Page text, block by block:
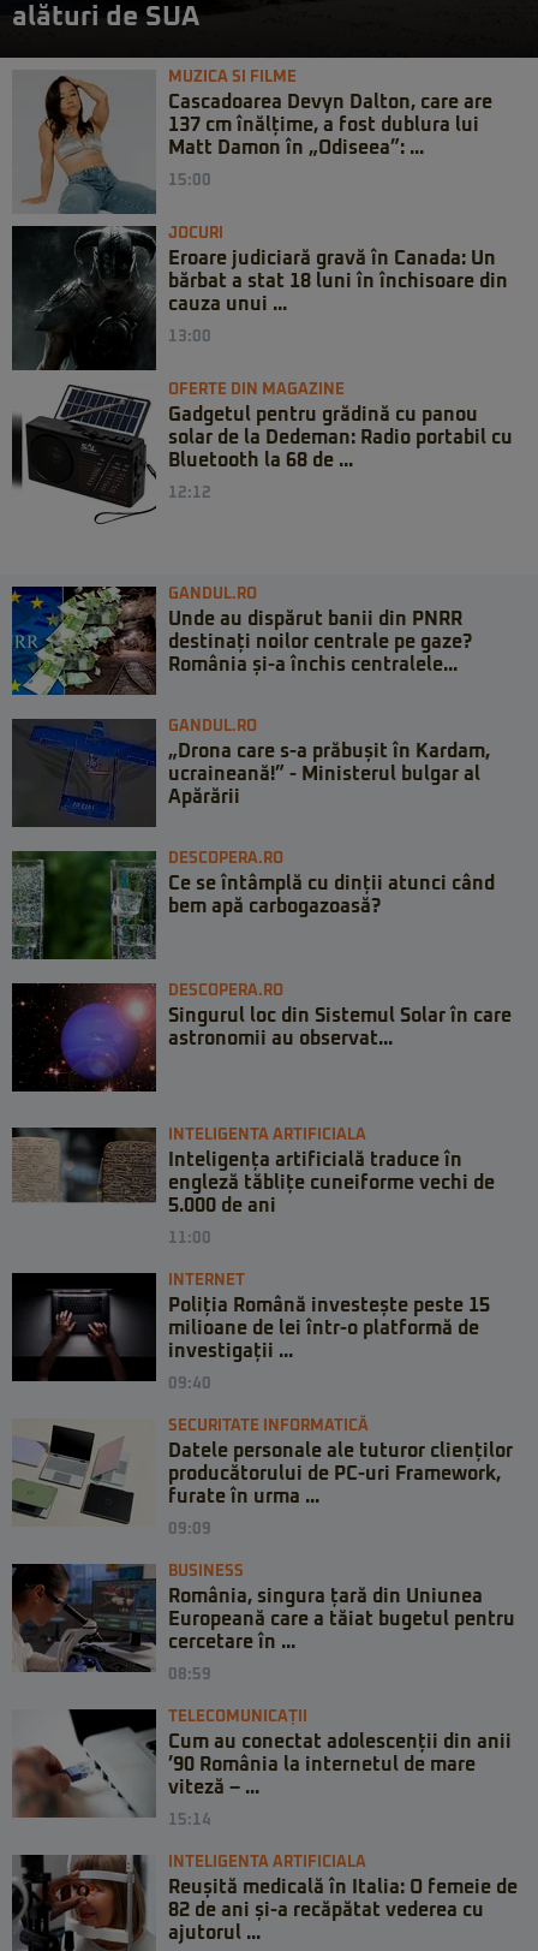
alături de SUA
MUZICA SI FILME
Cascadoarea Devyn Dalton, care are
137 cm înălțime, a fost dublura lui
Matt Damon în „Odiseea”: ...
15:00
JOCURI
Eroare judiciară gravă în Canada: Un
bărbat a stat 18 luni în închisoare din
cauza unui ...
13:00
OFERTE DIN MAGAZINE
Gadgetul pentru grădină cu panou
solar de la Dedeman: Radio portabil cu
Bluetooth la 68 de ...
12:12
GANDUL.RO
Unde au dispărut banii din PNRR
destinați noilor centrale pe gaze?
România și-a închis centralele...
GANDUL.RO
„Drona care s-a prăbușit în Kardam,
ucraineană!” - Ministerul bulgar al
Apărării
DESCOPERA.RO
Ce se întâmplă cu dinții atunci când
bem apă carbogazoasă?
DESCOPERA.RO
Singurul loc din Sistemul Solar în care
astronomii au observat...
INTELIGENTA ARTIFICIALA
Inteligența artificială traduce în
engleză tăblițe cuneiforme vechi de
5.000 de ani
11:00
INTERNET
Poliția Română investește peste 15
milioane de lei într-o platformă de
investigații ...
09:40
SECURITATE INFORMATICĂ
Datele personale ale tuturor clienților
producătorului de PC-uri Framework,
furate în urma ...
09:09
BUSINESS
România, singura țară din Uniunea
Europeană care a tăiat bugetul pentru
cercetare în ...
08:59
TELECOMUNICAȚII
Cum au conectat adolescenții din anii
’90 România la internetul de mare
viteză – ...
15:14
INTELIGENTA ARTIFICIALA
Reușită medicală în Italia: O femeie de
82 de ani și-a recăpătat vederea cu
ajutorul ...